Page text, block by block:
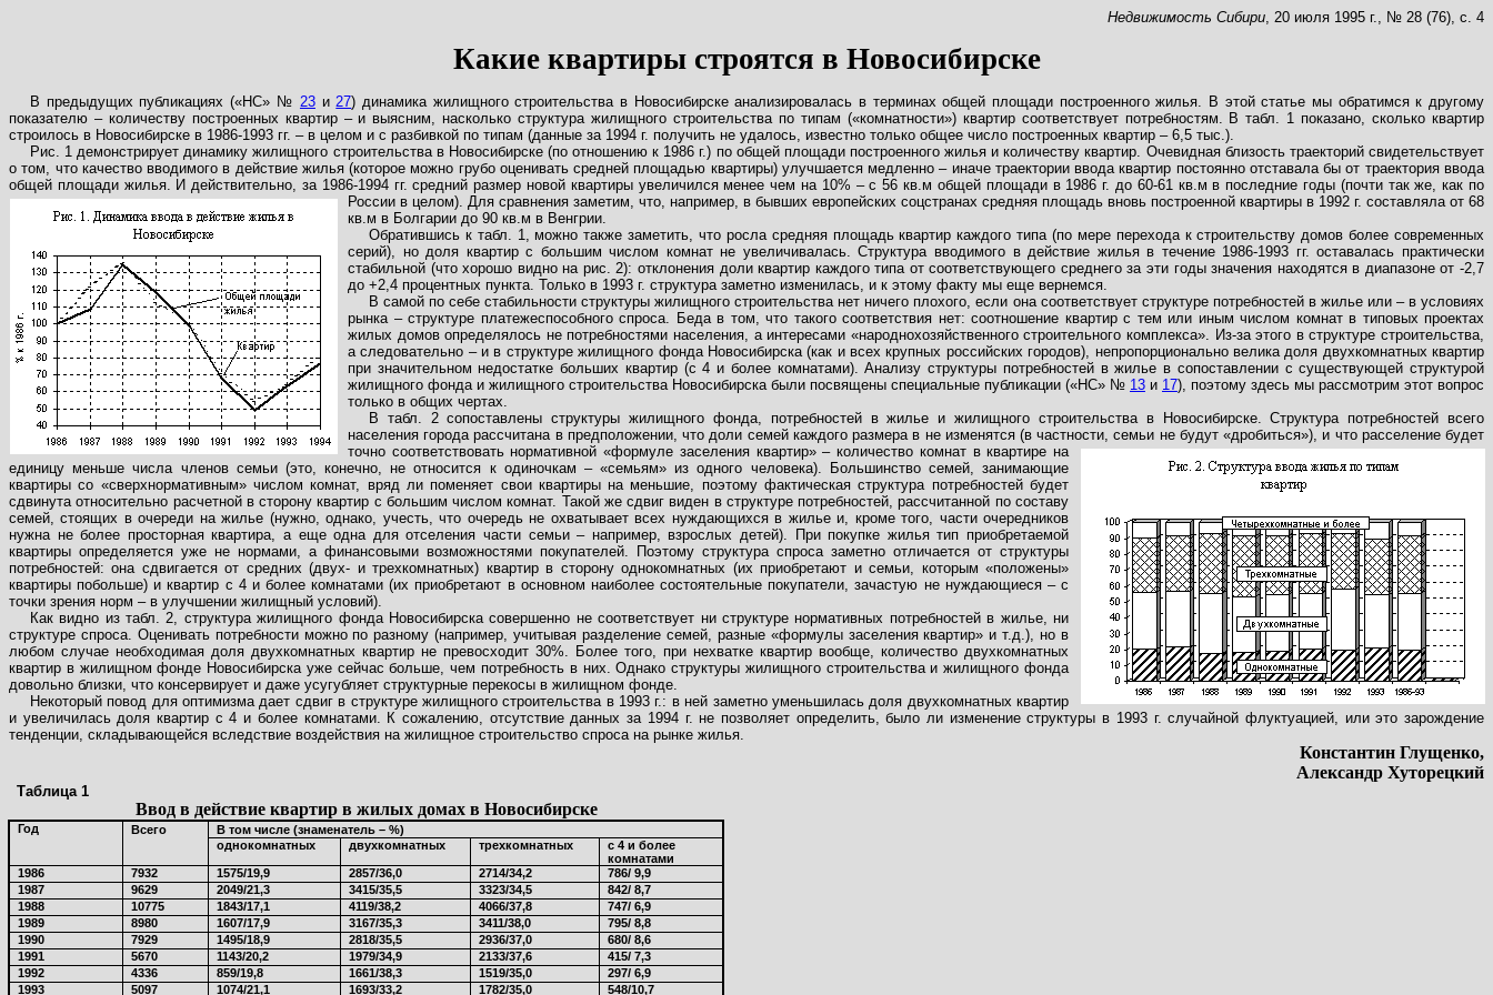
Недвижимость Сибири, 20 июля 1995 г., № 28 (76), с. 4
Какие квартиры строятся в Новосибирске
В предыдущих публикациях («НС» № 23и27) динамика жилищного строительства в Новосибирске анализировалась в терминах общей площади построенного жилья. В этой статье мы обратимся к другому
показателю – количеству построенных квартир – и выясним, насколько структура жилищного строительства по типам («комнатности») квартир соответствует потребностям. В табл. 1 показано, сколько квартир
строилось в Новосибирске в 1986-1993 гг. – в целом и с разбивкой по типам (данные за 1994 г. получить не удалось, известно только общее число построенных квартир – 6,5 тыс.).
Рис. 1 демонстрирует динамику жилищного строительства в Новосибирске (по отношению к 1986 г.) по общей площади построенного жилья и количеству квартир. Очевидная близость траекторий свидетельствует
о том, что качество вводимого в действие жилья (которое можно грубо оценивать средней площадью квартиры) улучшается медленно – иначе траектории ввода квартир постоянно отставала бы от траектория ввода
общей площади жилья. И действительно, за 1986-1994 гг. средний размер новой квартиры увеличился менее чем на 10% – с 56 кв.м общей площади в 1986 г. до 60-61 кв.м в последние годы (почти так же, как по
России в целом). Для сравнения заметим, что, например, в бывших европейских соцстранах средняя площадь вновь построенной квартиры в 1992 г. составляла от 68
кв.м в Болгарии до 90 кв.м в Венгрии.
Обратившись к табл. 1, можно также заметить, что росла средняя площадь квартир каждого типа (по мере перехода к строительству домов более современных
серий), но доля квартир с большим числом комнат не увеличивалась. Структура вводимого в действие жилья в течение 1986-1993 гг. оставалась практически
стабильной (что хорошо видно на рис. 2): отклонения доли квартир каждого типа от соответствующего среднего за эти годы значения находятся в диапазоне от -2,7
до +2,4 процентных пункта. Только в 1993 г. структура заметно изменилась, и к этому факту мы еще вернемся.
В самой по себе стабильности структуры жилищного строительства нет ничего плохого, если она соответствует структуре потребностей в жилье или – в условиях
рынка – структуре платежеспособного спроса. Беда в том, что такого соответствия нет: соотношение квартир с тем или иным числом комнат в типовых проектах
жилых домов определялось не потребностями населения, а интересами «народнохозяйственного строительного комплекса». Из-за этого в структуре строительства,
а следовательно – и в структуре жилищного фонда Новосибирска (как и всех крупных российских городов), непропорционально велика доля двухкомнатных квартир
при значительном недостатке больших квартир (с 4 и более комнатами). Анализу структуры потребностей в жилье в сопоставлении с существующей структурой
жилищного фонда и жилищного строительства Новосибирска были посвящены специальные публикации («НС» № 13 и 17), поэтому здесь мы рассмотрим этот вопрос
только в общих чертах.
В табл. 2 сопоставлены структуры жилищного фонда, потребностей в жилье и жилищного строительства в Новосибирске. Структура потребностей всего
населения города рассчитана в предположении, что доли семей каждого размера в не изменятся (в частности, семьи не будут«дробиться»), и что расселение будет
точно соответствовать нормативной «формуле заселения квартир» – количество комнат в квартире на
единицу меньше числа членов семьи (это, конечно, не относится к одиночкам – «семьям» из одного человека). Большинство семей, занимающие
квартиры со «сверхнормативным» числом комнат, вряд ли поменяет свои квартиры на меньшие, поэтому фактическая структура потребностей будет
сдвинута относительно расчетной в сторону квартир с большим числом комнат. Такой же сдвиг виден в структуре потребностей, рассчитанной по составу
семей, стоящих в очереди на жилье (нужно, однако, учесть, что очередь не охватывает всех нуждающихся в жилье и, кроме того, части очередников
нужна не более просторная квартира, а еще одна для отселения части семьи – например, взрослых детей). При покупке жилья тип приобретаемой
квартиры определяется уже не нормами, а финансовыми возможностями покупателей. Поэтому структура спроса заметно отличается от структуры
потребностей: она сдвигается от средних (двух- и трехкомнатных) квартир в сторону однокомнатных (их приобретают и семьи, которым «положены»
квартиры побольше) и квартир с 4 и более комнатами (их приобретают в основном наиболее состоятельные покупатели, зачастую не нуждающиеся – с
точки зрения норм – в улучшении жилищный условий).
Как видно из табл. 2, структура жилищного фонда Новосибирска совершенно не соответствует ни структуре нормативных потребностей в жилье, ни
структуре спроса. Оценивать потребности можно по разному (например, учитывая разделение семей, разные «формулы заселения квартир» и т.д.), но в
любом случае необходимая доля двухкомнатных квартир не превосходит 30%. Более того, при нехватке квартир вообще, количество двухкомнатных
квартир в жилищном фонде Новосибирска уже сейчас больше, чем потребность в них. Однако структуры жилищного строительства и жилищного фонда
довольно близки, что консервирует и даже усугубляет структурные перекосы в жилищном фонде.
Некоторый повод для оптимизма дает сдвиг в структуре жилищного строительства в 1993 г.: в ней заметно уменьшилась доля двухкомнатных квартир
и увеличилась доля квартир с 4 и более комнатами. К сожалению, отсутствие данных за 1994 г. не позволяет определить, было ли изменение структуры в 1993 г. случайной флуктуацией, или это зарождение
тенденции, складывающейся вследствие воздействия на жилищное строительство спроса на рынке жилья.
Константин Глущенко,
Александр Хуторецкий
Таблица 1
Ввод в действие квартир в жилых домах в Новосибирске
Год Всего
В том числе (знаменатель – %)
однокомнатных
двухкомнатных трехкомнатных
с 4 и более
комнатами
1986
7932 1575/19,9 2857/36,0 2714/34,2
786/ 9,9
1987
9629 2049/21,3 3415/35,5 3323/34,5
842/ 8,7
1988
10775 1843/17,1 4119/38,2 4066/37,8
747/ 6,9
1989
8980 1607/17,9 3167/35,3 3411/38,0
795/ 8,8
1990
7929 1495/18,9 2818/35,5 2936/37,0
680/ 8,6
1991
5670 1143/20,2 1979/34,9 2133/37,6
415/ 7,3
1992
4336 859/19,8 1661/38,3 1519/35,0
297/ 6,9
1993
5097 1074/21,1 1693/33,2 1782/35,0 548/10,7